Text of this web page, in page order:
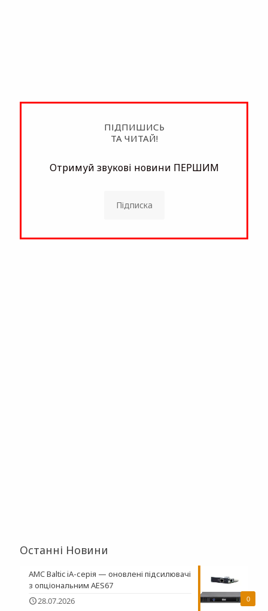
ПІДПИШИСЬ
ТА ЧИТАЙ!
Отримуй звукові новини ПЕРШИМ
Підписка
Останні Новини
0
AMC Baltic iA-серія — оновлені підсилювачі
з опціональним AES67
28.07.2026